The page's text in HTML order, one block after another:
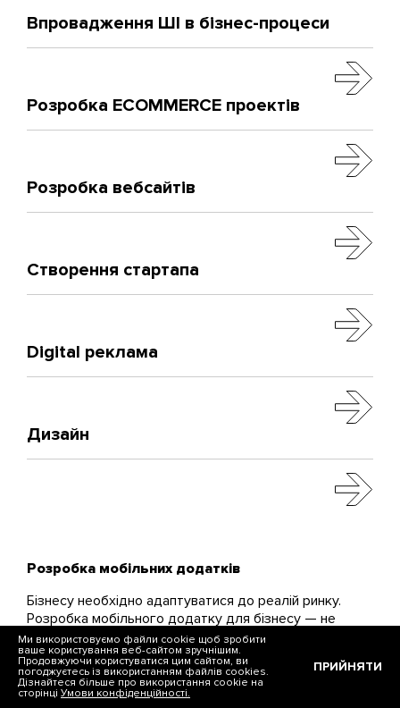
Ми використовуємо файли cookie щоб зробити
ваше користування веб-сайтом зручнішим.
Продовжуючи користуватися цим сайтом, ви
погоджуєтесь із використанням файлів cookies.
Дізнайтеся більше про використання cookie на
сторінці Умови конфіденційності.
ПРИЙНЯТИ
Розробка мобільних додатків
Бізнесу необхідно адаптуватися до реалій ринку.
Розробка мобільного додатку для бізнесу — не
розкіш, а додатковий канал комунікації,
просування, продажу. Створимо надійний код,
крутий інтерфейс, гарний дизайн — завоюємо
ринок із вашим продуктом. Ми віримо в кожен
Впровадження ШІ в бізнес-процеси
Розробка ECOMMERCE проектів
Розробка вебсайтів
Створення стартапа
Digital реклама
Дизайн